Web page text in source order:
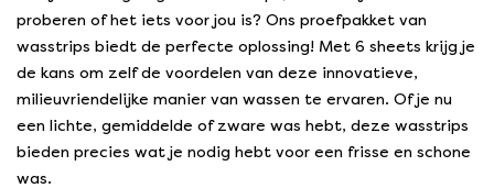
proberen of het iets voor jou is? Ons proefpakket van
wasstrips biedt de perfecte oplossing! Met 6 sheets krijg je
de kans om zelf de voordelen van deze innovatieve,
milieuvriendelijke manier van wassen te ervaren. Of je nu
een lichte, gemiddelde of zware was hebt, deze wasstrips
bieden precies wat je nodig hebt voor een frisse en schone
was.